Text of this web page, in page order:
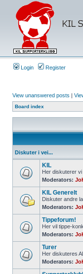
Login Register
View unanswered posts |
Board index
Diskuter i vei...
KIL
Her diskuterer
Moderators:
KIL Generelt
Diskuter andre
Moderators:
Tippeforum!
Her vil tippe-
Moderators:
Turer
Her diskuteres
Moderators: